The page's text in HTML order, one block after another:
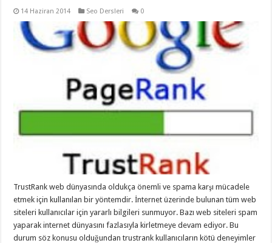
14 Haziran 2014 Seo Dersleri 0
TrustRank web dünyasında oldukça önemli ve spama karşı mücadele
etmek için kullanılan bir yöntemdir. İnternet üzerinde bulunan tüm web
siteleri kullanıcılar için yararlı bilgileri sunmuyor. Bazı web siteleri spam
yaparak internet dünyasını fazlasıyla kirletmeye devam ediyor. Bu
durum söz konusu olduğundan trustrank kullanıcıların kötü deneyimler